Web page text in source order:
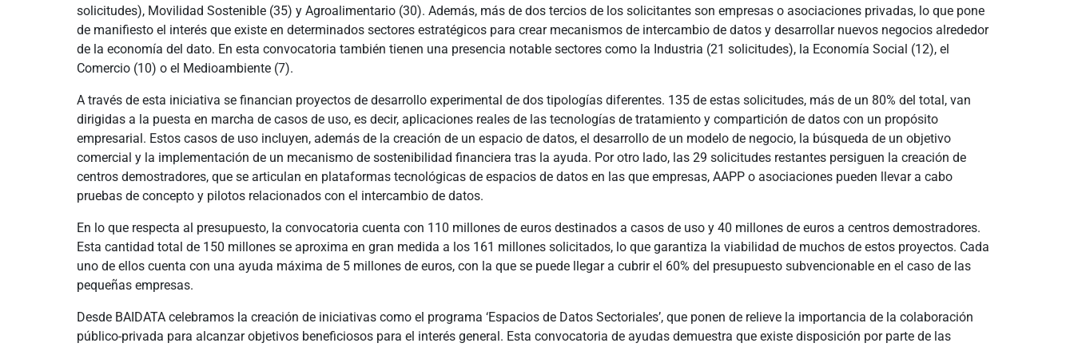
solicitudes), Movilidad Sostenible (35) y Agroalimentario (30). Además, más de dos tercios de los solicitantes son empresas o asociaciones privadas, lo que pone
de manifiesto el interés que existe en determinados sectores estratégicos para crear mecanismos de intercambio de datos y desarrollar nuevos negocios alrededor
de la economía del dato. En esta convocatoria también tienen una presencia notable sectores como la Industria (21 solicitudes), la Economía Social (12), el
Comercio (10) o el Medioambiente (7).
A través de esta iniciativa se financian proyectos de desarrollo experimental de dos tipologías diferentes. 135 de estas solicitudes, más de un 80% del total, van
dirigidas a la puesta en marcha de casos de uso, es decir, aplicaciones reales de las tecnologías de tratamiento y compartición de datos con un propósito
empresarial. Estos casos de uso incluyen, además de la creación de un espacio de datos, el desarrollo de un modelo de negocio, la búsqueda de un objetivo
comercial y la implementación de un mecanismo de sostenibilidad financiera tras la ayuda. Por otro lado, las 29 solicitudes restantes persiguen la creación de
centros demostradores, que se articulan en plataformas tecnológicas de espacios de datos en las que empresas, AAPP o asociaciones pueden llevar a cabo
pruebas de concepto y pilotos relacionados con el intercambio de datos.
En lo que respecta al presupuesto, la convocatoria cuenta con 110 millones de euros destinados a casos de uso y 40 millones de euros a centros demostradores.
Esta cantidad total de 150 millones se aproxima en gran medida a los 161 millones solicitados, lo que garantiza la viabilidad de muchos de estos proyectos. Cada
uno de ellos cuenta con una ayuda máxima de 5 millones de euros, con la que se puede llegar a cubrir el 60% del presupuesto subvencionable en el caso de las
pequeñas empresas.
Desde BAIDATA celebramos la creación de iniciativas como el programa ‘Espacios de Datos Sectoriales’, que ponen de relieve la importancia de la colaboración
público-privada para alcanzar objetivos beneficiosos para el interés general. Esta convocatoria de ayudas demuestra que existe disposición por parte de las